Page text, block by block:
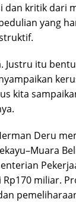
dan kritik dari
yang
Justru itu
kita
Deru
miliar.